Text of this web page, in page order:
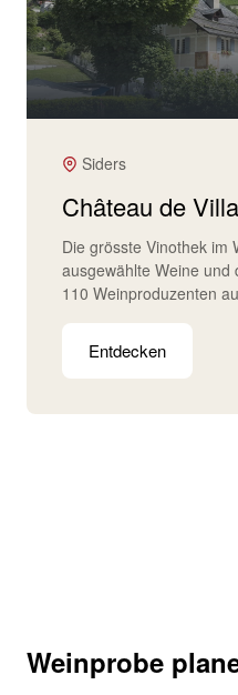
Siders
Château de Villa
Die grösste Vinothek im
ausgewählte Weine und
110 Weinproduzenten
Entdecken
Weinprobe